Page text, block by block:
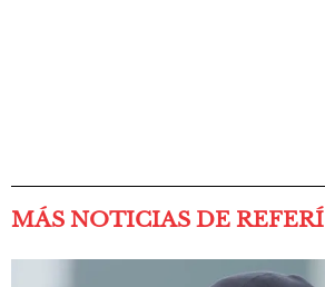
MÁS NOTICIAS DE REFERÍ